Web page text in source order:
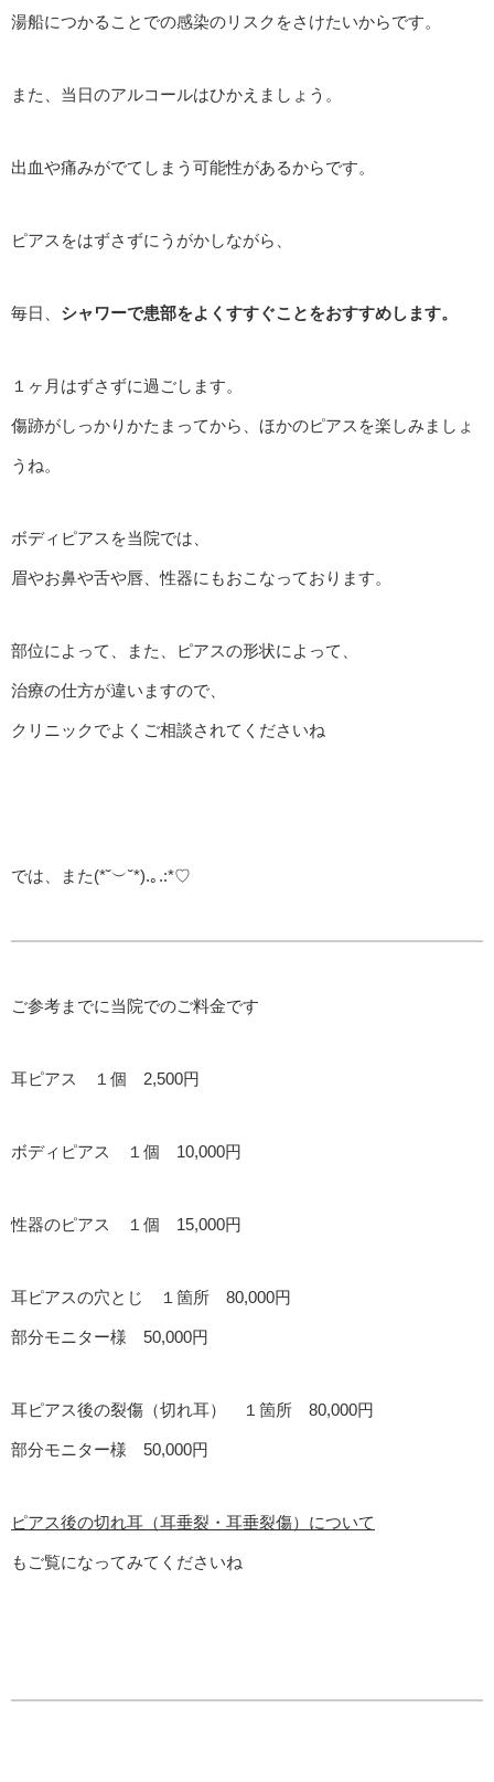
湯船につかることでの感染のリスクをさけたいからです。
また、当日のアルコールはひかえましょう。
出血や痛みがでてしまう可能性があるからです。
ピアスをはずさずにうがかしながら、
毎日、 シャワーで患部をよくすすぐことをおすすめします。
１ヶ月はずさずに過ごします。
傷跡がしっかりかたまってから、ほかのピアスを楽しみましょ
うね。
ボディピアスを当院では、
眉やお鼻や舌や唇、性器にもおこなっております。
部位によって、また、ピアスの形状によって、
治療の仕方が違いますので、
クリニックでよくご相談されてくださいね
では、また(*˘︶˘*).｡.:*♡
ご参考までに当院でのご料金です
耳ピアス １個 2,500円
ボディピアス １個 10,000円
性器のピアス １個 15,000円
耳ピアスの穴とじ １箇所 80,000円
部分モニター様 50,000円
耳ピアス後の裂傷（切れ耳） １箇所 80,000円
部分モニター様 50,000円
ピアス後の切れ耳（耳垂裂・耳垂裂傷）について
もご覧になってみてくださいね